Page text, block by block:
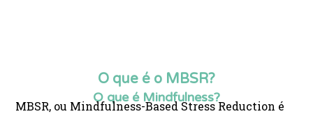
O que é o MBSR?
O que é Mindfulness?
MBSR, ou Mindfulness-Based Stress Reduction é